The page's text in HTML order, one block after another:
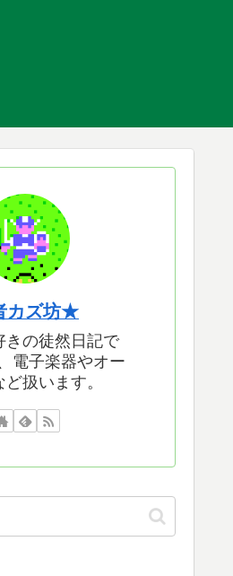
カズ坊★
きの徒然日記で
電子楽器やオー
扱います。